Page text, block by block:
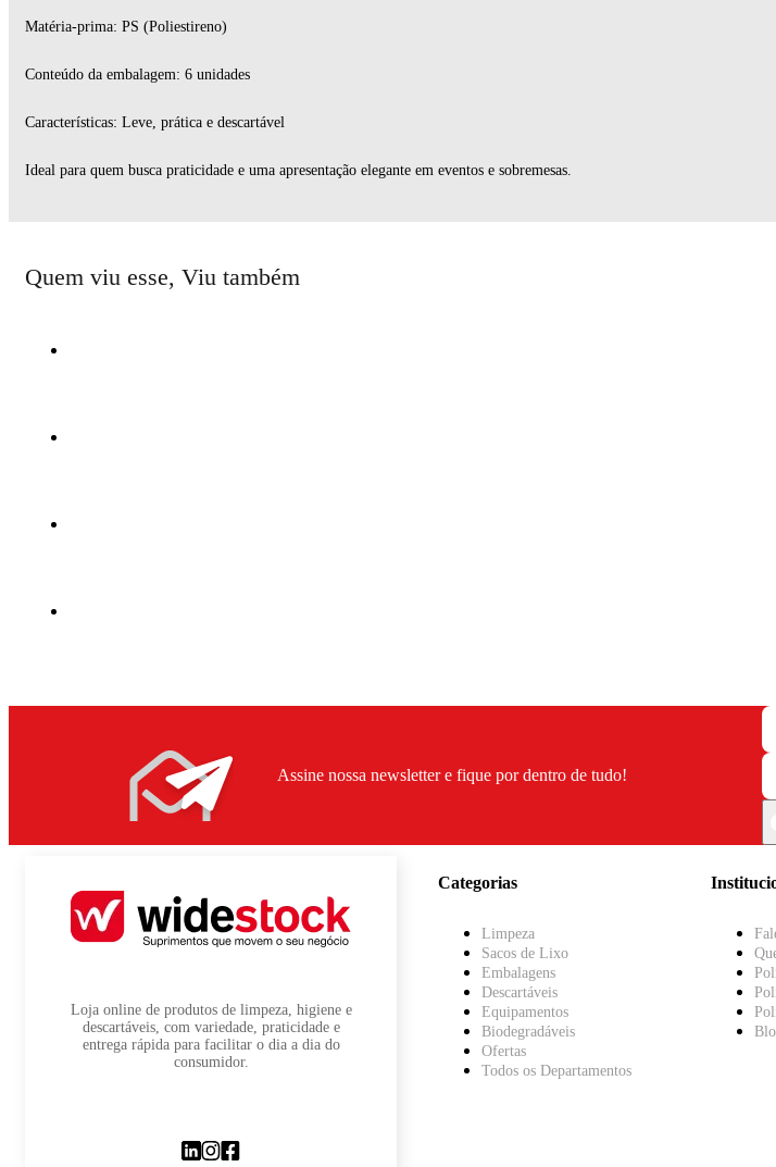
Matéria-prima: PS (Poliestireno)
Conteúdo da embalagem: 6 unidades
Características: Leve, prática e descartável
Ideal para quem busca praticidade e uma apresentação elegante em eventos e sobremesas.
Quem viu esse, Viu também
Assine nossa newsletter e fique por dentro de tudo!
Loja online de produtos de limpeza, higiene e
descartáveis, com variedade, praticidade e
entrega rápida para facilitar o dia a dia do
consumidor.
Categorias
Limpeza
Sacos de Lixo
Embalagens
Descartáveis
Equipamentos
Biodegradáveis
Ofertas
Todos os Departamentos